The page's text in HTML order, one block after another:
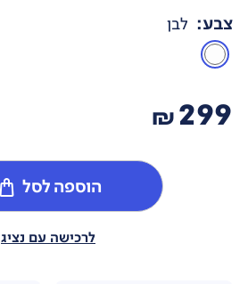
צבע: לבן
299
₪
הוספה לסל
לרכישה עם נציג